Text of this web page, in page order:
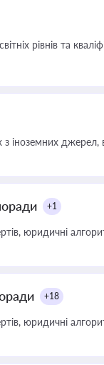
рівнів та
з іноземних
+1
юридичні
+18
юридичні